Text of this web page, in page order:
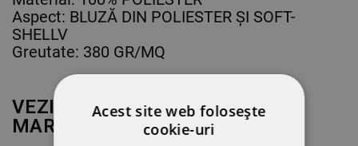
Aspect: BLUZĂ DIN POLIESTER ȘI SOFT-
SHELLV
Greutate: 380 GR/MQ
VEZI MAI MULT DE LA
MARCA
PAYPER
Acest site web folosește
cookie-uri